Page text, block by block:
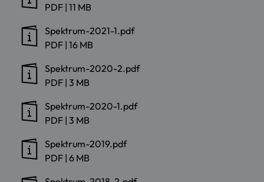
PDF | 11 MB
Spektrum-2021-1.pdf
PDF | 16 MB
Spektrum-2020-2.pdf
PDF | 3 MB
Spektrum-2020-1.pdf
PDF | 3 MB
Spektrum-2019.pdf
PDF | 6 MB